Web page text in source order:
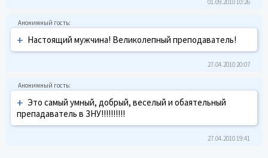
+ Настоящий мужчина! Великолепный преподаватель!
27.04.2010 20:07
+ Это самый умный, добрый, веселый и обаятельный
препадаватель в ЗНУ!!!!!!!!!!
27.04.2010 19:41